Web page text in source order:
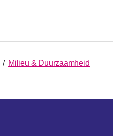
/ Milieu & Duurzaamheid